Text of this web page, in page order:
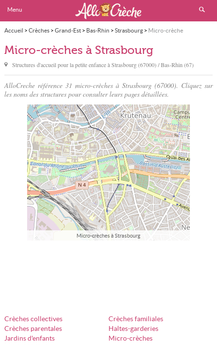
Menu
Accueil > Crèches> Grand-Est> Bas-Rhin > Strasbourg> Micro-crèche
Micro-crèches à Strasbourg
Structures d'accueil pour la petite enfance àStrasbourg(67000) / Bas-Rhin (67)
AlloCreche référence 31 micro-crèches à Strasbourg (67000). Cliquez sur
les noms des structures pour consulter leurs pages détaillées.
Micro-crèches à Strasbourg
Crèches collectives
Crèches familiales
Crèches parentales
Haltes-garderies
Jardins d'enfants
Micro-crèches